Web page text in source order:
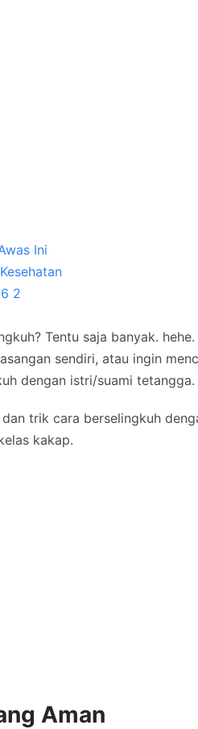
Tentu saja banyak.
sendiri, atau ingin
dengan istri/suami
trik cara berselingkuh
kakap.
Aman